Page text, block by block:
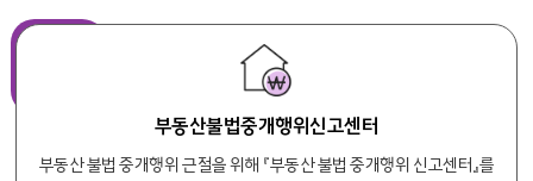
부동산불법중개행위신고센터
부동산 불법 중개행위 근절을 위해 『부동산 불법 중개행위 신고센터』를